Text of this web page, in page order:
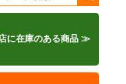
に在庫のある商品 ≫